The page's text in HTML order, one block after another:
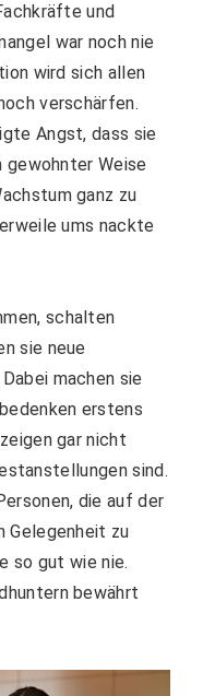
und
war noch nie
wird sich allen
verschärfen.
Angst, dass sie
gewohnter Weise
ganz zu
ums nackte
schalten
sie neue
machen sie
erstens
gar nicht
sind.
die auf der
Gelegenheit zu
so gut wie nie.
bewährt